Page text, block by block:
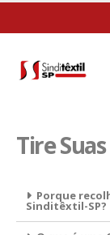
Tire
Porque
Sinditêxtil-SP?